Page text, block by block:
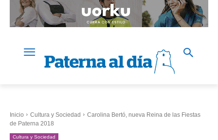
Inicio Cultura y Sociedad
Carolina Bertó, nueva Reina de las Fiestas
de Paterna 2018
Cultura y Sociedad